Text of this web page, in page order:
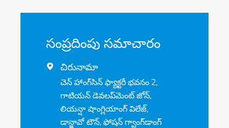
సంప్రదింపు సమాచారం
 చిరునామా
చెన్ హాంగ్‌సిన్ ఫ్యాక్టరీ భవనం 2,
గాటియన్ డెవలప్‌మెంట్ జోన్,
లియన్షా షాంగ్లియాంగ్ విలేజ్,
డాన్జావో టౌన్, ఫోషన్ గ్వాంగ్‌డాంగ్